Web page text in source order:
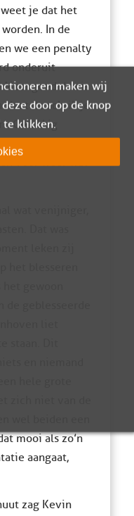
je dat het
In de
we een penalty
onderuit
goed dan is
slaat de schrik je
Gelukkig
old” Jesse
voor weer wat
mooi als zo’n
aangaat,
zag Kevin
maken wij
door op de knop
te klikken.